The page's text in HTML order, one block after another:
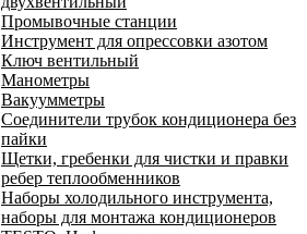
Промывочные станции
Инструмент для опрессовки азотом
Ключ вентильный
Манометры
Вакуумметры
Соединители трубок кондиционера без
пайки
Щетки, гребенки для чистки и правки
ребер теплообменников
Наборы холодильного инструмента,
наборы для монтажа кондиционеров